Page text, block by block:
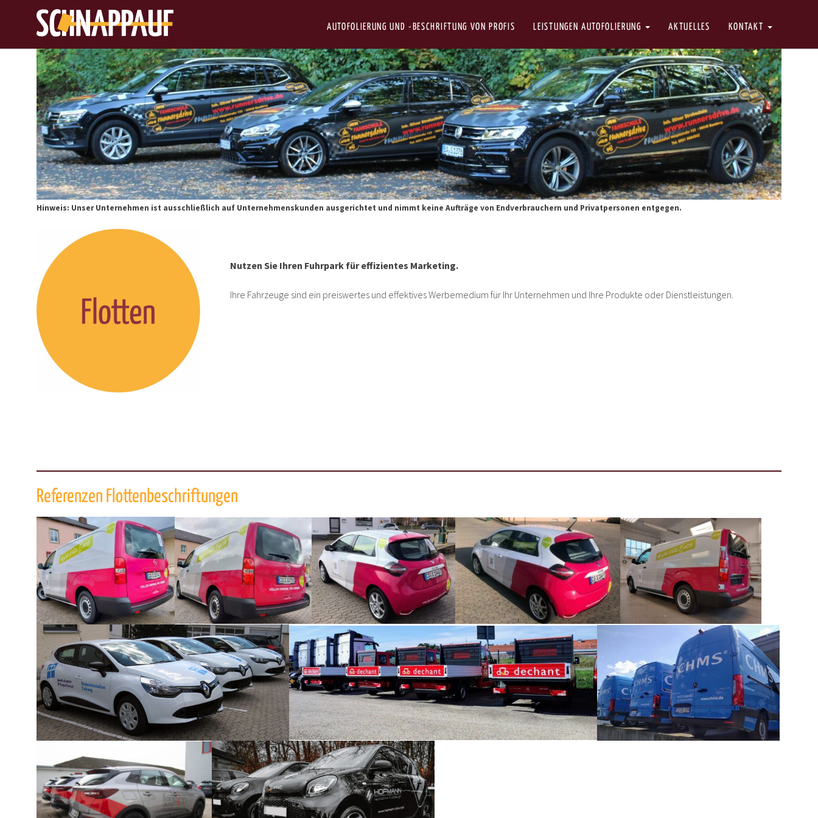
AUTOFOLIERUNG UND -BESCHRIFTUNG VON PROFIS LEISTUNGEN AUTOFOLIERUNG AKTUELLES KONTAKT
Hinweis: Unser Unternehmen ist ausschließlich auf Unternehmenskunden ausgerichtet und nimmt keine Aufträge von Endverbrauchern und Privatpersonen entgegen.
Nutzen Sie Ihren Fuhrpark für effizientes Marketing.
Ihre Fahrzeuge sind ein preiswertes und effektives Werbemedium für Ihr Unternehmen und Ihre Produkte oder Dienstleistungen.
Referenzen Flottenbeschriftungen